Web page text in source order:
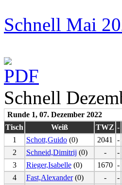
Schnell Mai
Schnell
Runde 1, 07. Dezember 2022
Tisch
Weiß TWZ -
1
Schott,Guido(0) 2041 -
2
Schneid,Dimitrij (0) - -
3
Rieger,Isabelle(0) 1670 -
4
Fast,Alexander(0) - -